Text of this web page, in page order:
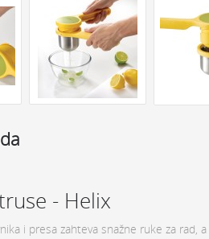
- Helix
i presa zahteva snažne ruke za